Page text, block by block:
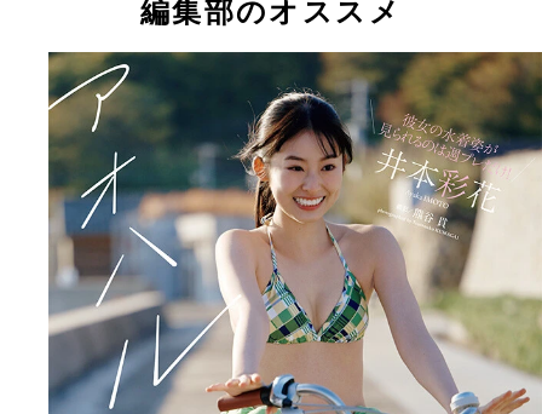
編集部のオススメ